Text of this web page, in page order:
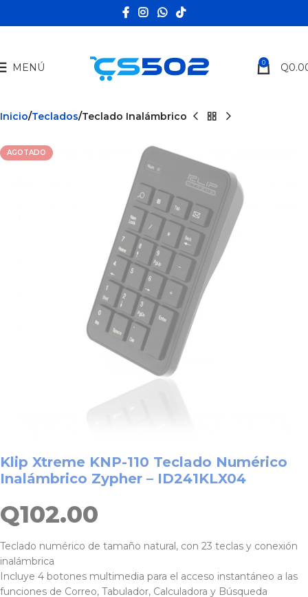
MENÚ 0 Q
Inicio Teclados Teclado Inalámbrico
AGOTADO
Klip Xtreme KNP-110 Teclado Numérico
Inalámbrico Zypher – ID241KLX04
Q102.00
Teclado numérico de tamaño natural, con 23 teclas y conexión
inalámbrica
Incluye 4 botones multimedia para el acceso instantáneo a las
funciones de Correo, Tabulador, Calculadora y Búsqueda